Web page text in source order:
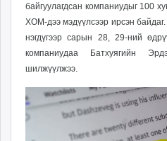
байгуулагдсан компаниудыг 100
ХОМ-дээ мэдүүлсээр ирсэн
нэгдүгээр сарын 28, 29-ний
компаниудаа Батхуягийн
шилжүүлжээ.